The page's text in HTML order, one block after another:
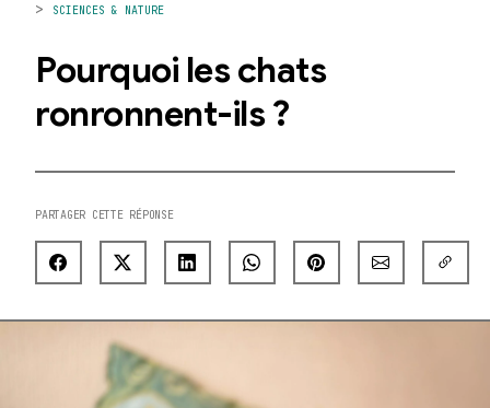
SCIENCES & NATURE
Pourquoi les chats
ronronnent-ils ?
PARTAGER CETTE RÉPONSE